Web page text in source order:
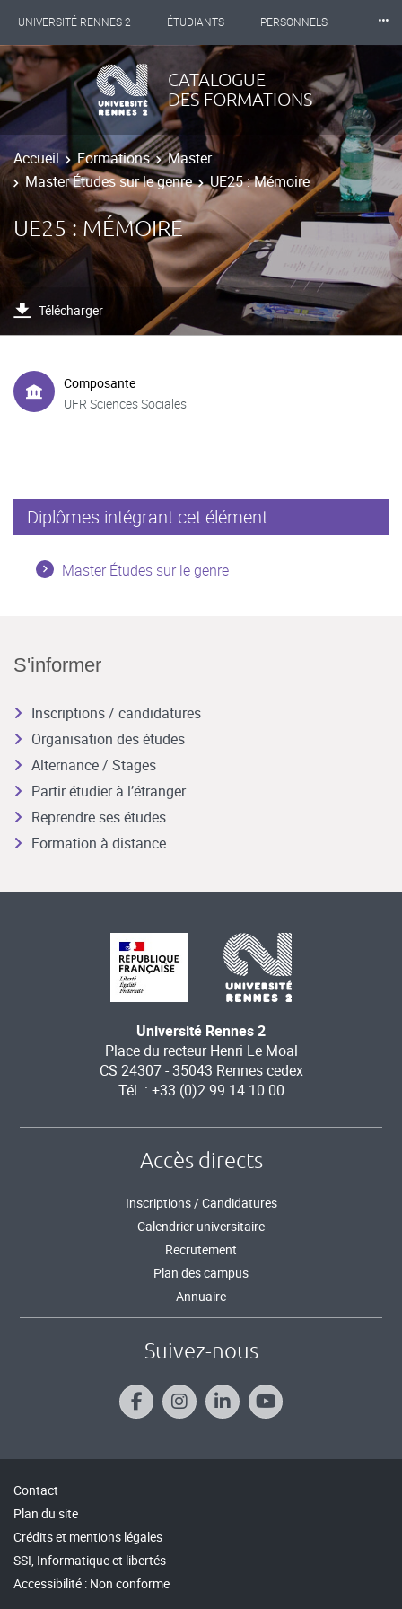
UNIVERSITÉ RENNES 2 ÉTUDIANTS PERSONNELS
INTERNATIONAL PROFESSIONNELS BIBLIOTHÈQUES
LES NOUVELLES DE RENNES 2
⸱⸱⸱
CATALOGUE
DES FORMATIONS
Accueil Formations
Master
Master Études sur le genre
UE25 : Mémoire
UE25 : MÉMOIRE
Télécharger
Composante
UFR Sciences Sociales
Diplômes intégrant cet élément
Master Études sur le genre
S'informer
Inscriptions / candidatures
Organisation des études
Alternance / Stages
Partir étudier à l’étranger
Reprendre ses études
Formation à distance
Université Rennes 2
Place du recteur Henri Le Moal
CS 24307 - 35043 Rennes cedex
Tél. : +33 (0)2 99 14 10 00
Accès directs
Inscriptions / Candidatures
Calendrier universitaire
Recrutement
Plan des campus
Annuaire
Suivez-nous
Contact
Plan du site
Crédits et mentions légales
SSI, Informatique et libertés
Accessibilité : Non conforme